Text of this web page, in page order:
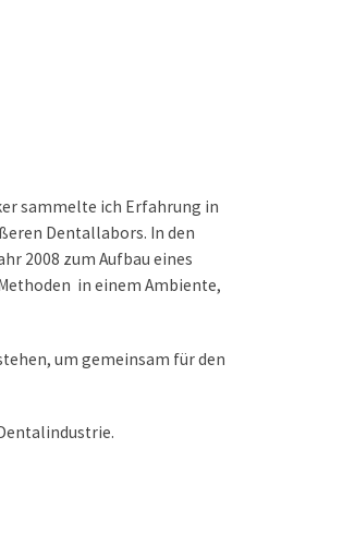
sammelte ich Erfahrung in
Dentallabors. In den
2008 zum Aufbau eines
in einem Ambiente,
um gemeinsam für den